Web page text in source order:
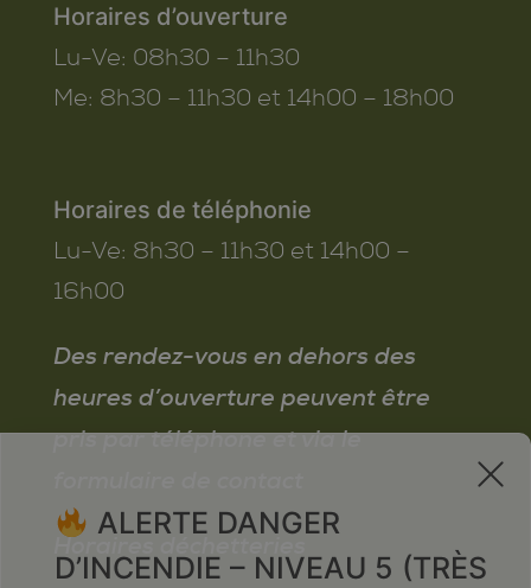
Horaires d’ouverture
Lu-Ve: 08h30 – 11h30
Me: 8h30 – 11h30 et 14h00 – 18h00
Horaires de téléphonie
Lu-Ve: 8h30 – 11h30 et 14h00 –
16h00
Des rendez-vous en dehors des
heures d’ouverture peuvent être
pris par téléphone et via le
Horaires déchetteries
x
ALERTE DANGER
D’INCENDIE – NIVEAU 5 (TRÈS